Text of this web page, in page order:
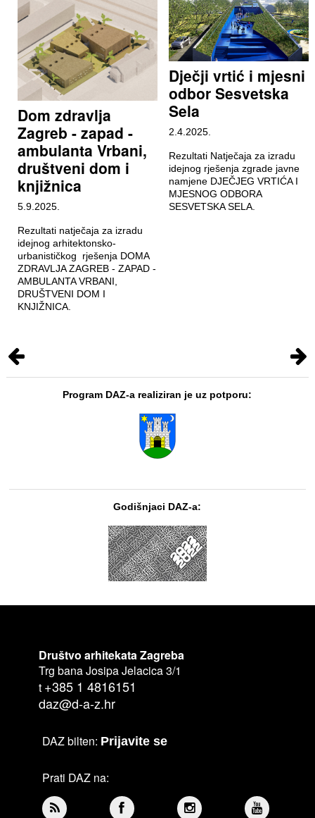
Dom zdravlja
Zagreb - zapad -
ambulanta Vrbani,
društveni dom i
knjižnica
5.9.2025.
Rezultati natječaja za izradu
idejnog arhitektonsko-
urbanističkog rješenja DOMA
ZDRAVLJA ZAGREB - ZAPAD -
AMBULANTA VRBANI,
DRUŠTVENI DOM I
KNJIŽNICA.
Dječji vrtić i mjesni
odbor Sesvetska
Sela
2.4.2025.
Rezultati Natječaja za izradu
idejnog rješenja zgrade javne
namjene DJEČJEG VRTIĆA I
MJESNOG ODBORA
SESVETSKA SELA.
Program DAZ-a realiziran je uz potporu:
Godišnjaci DAZ-a:
Društvo arhitekata Zagreba
Trg bana Josipa Jelacica 3/1
t +385 1 4816151
daz@d-a-z.hr
DAZ bilten: Prijavite se
Prati DAZ na: